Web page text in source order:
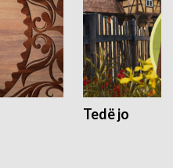
Tedë jo